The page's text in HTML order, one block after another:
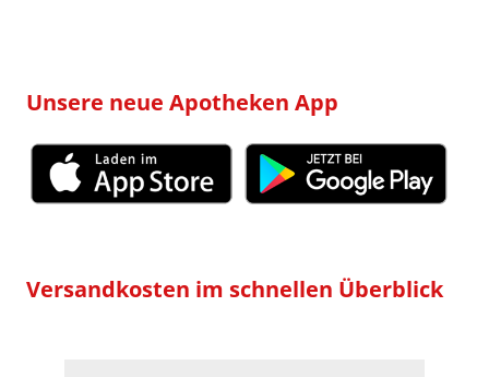
Unsere neue Apotheken App
Versandkosten im schnellen Überblick